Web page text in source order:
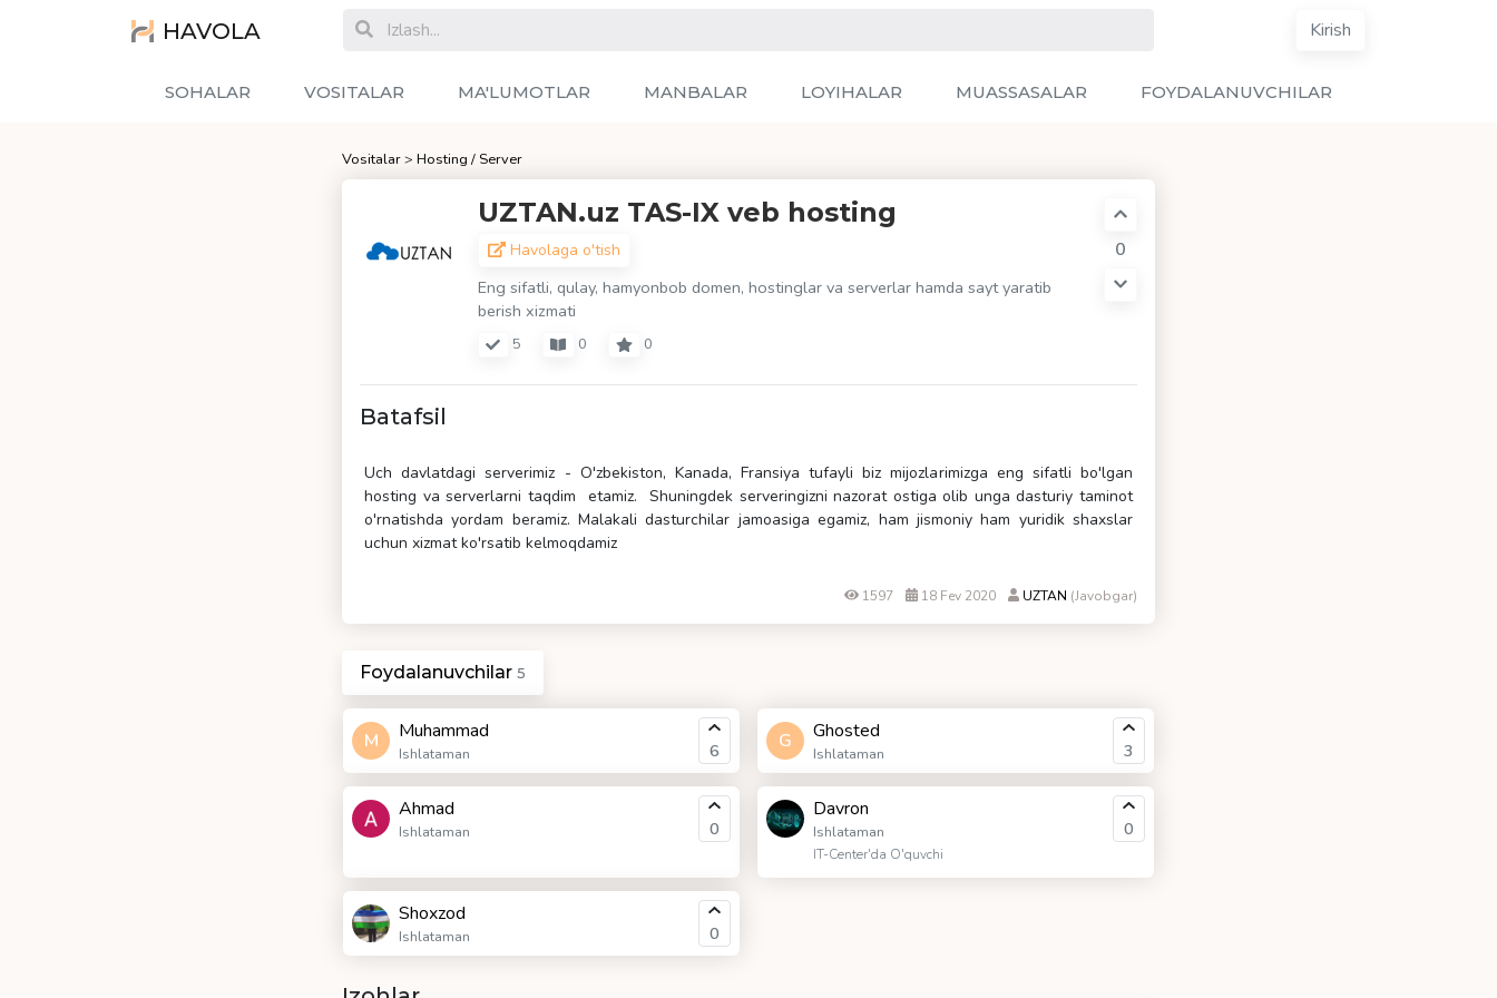
HAVOLA Kirish
SOHALAR VOSITALAR MA'LUMOTLAR MANBALAR LOYIHALAR MUASSASALAR FOYDALANUVCHILAR
Vositalar> Hosting / Server
UZTAN.uz TAS-IX veb hosting
Havolaga o'tish
Eng sifatli, qulay, hamyonbob domen, hostinglar va serverlar hamda sayt yaratib
berish xizmati
5 0 0
0
Batafsil
Uch davlatdagi serverimiz - O'zbekiston, Kanada, Fransiya tufayli biz mijozlarimizga eng sifatli bo'lgan
hosting va serverlarni taqdim etamiz. Shuningdek serveringizni nazorat ostiga olib unga dasturiy taminot
o'rnatishda yordam beramiz. Malakali dasturchilar jamoasiga egamiz, ham jismoniy ham yuridik shaxslar
uchun xizmat ko'rsatib kelmoqdamiz
1597 18 Fev 2020 UZTAN (Javobgar)
Foydalanuvchilar 5
M Muhammad
Ishlataman 6 G Ghosted
Ishlataman 3
Ahmad
Ishlataman 0
Davron
Ishlataman
IT-Center'da O'quvchi
0
Shoxzod
Ishlataman 0